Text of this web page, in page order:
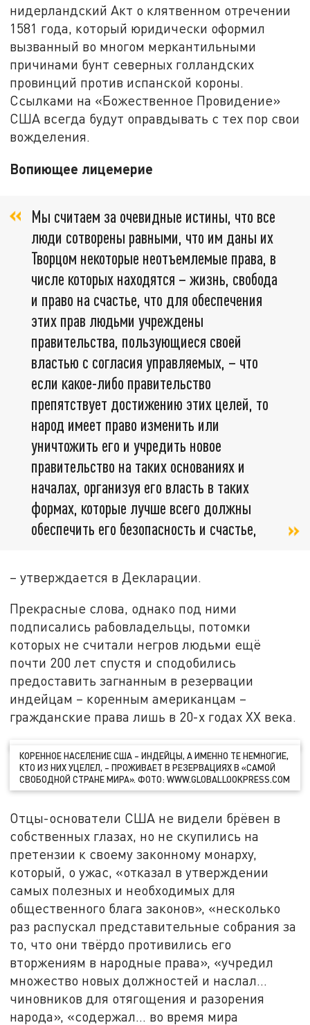
нидерландский Акт о клятвенном отречении
1581 года, который юридически оформил
вызванный во многом меркантильными
причинами бунт северных голландских
провинций против испанской короны.
Ссылками на «Божественное Провидение»
США всегда будут оправдывать с тех пор свои
вожделения.
Вопиющее лицемерие
Мы считаем за очевидные истины, что все
люди сотворены равными, что им даны их
Творцом некоторые неотъемлемые права, в
числе которых находятся – жизнь, свобода
и право на счастье, что для обеспечения
этих прав людьми учреждены
правительства, пользующиеся своей
властью с согласия управляемых, – что
если какое-либо правительство
препятствует достижению этих целей, то
народ имеет право изменить или
уничтожить его и учредить новое
правительство на таких основаниях и
началах, организуя его власть в таких
формах, которые лучше всего должны
обеспечить его безопасность и счастье,
– утверждается в Декларации.
Прекрасные слова, однако под ними
подписались рабовладельцы, потомки
которых не считали негров людьми ещё
почти 200 лет спустя и сподобились
предоставить загнанным в резервации
индейцам – коренным американцам –
гражданские права лишь в 20-х годах ХХ века.
КОРЕННОЕ НАСЕЛЕНИЕ США – ИНДЕЙЦЫ, А ИМЕННО ТЕ НЕМНОГИЕ,
КТО ИЗ НИХ УЦЕЛЕЛ, – ПРОЖИВАЕТ В РЕЗЕРВАЦИЯХ В «САМОЙ
СВОБОДНОЙ СТРАНЕ МИРА». ФОТО: WWW.GLOBALLOOKPRESS.COM
Отцы-основатели США не видели брёвен в
собственных глазах, но не скупились на
претензии к своему законному монарху,
который, о ужас, «отказал в утверждении
самых полезных и необходимых для
общественного блага законов», «несколько
раз распускал представительные собрания за
то, что они твёрдо противились его
вторжениям в народные права», «учредил
множество новых должностей и наслал…
чиновников для отягощения и разорения
народа», «содержал… во время мира